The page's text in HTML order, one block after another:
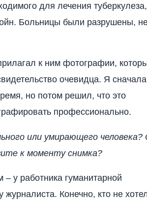
для лечения туберкулеза,
Больницы были разрушены,
к ним фотографии,
очевидца. Я сначала
но потом решил, что это
профессионально.
или умирающего человека?
к моменту снимка?
у работника гуманитарной
Конечно, кто не